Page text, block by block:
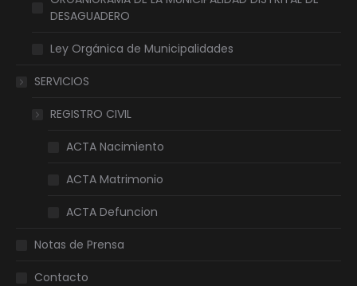
DESAGUADERO
Ley Orgánica de Municipalidades
SERVICIOS
REGISTRO CIVIL
ACTA Nacimiento
ACTA Matrimonio
ACTA Defuncion
Notas de Prensa
Contacto